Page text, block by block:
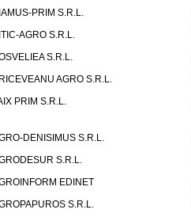
PRIM S.R.L.
AGRO S.R.L.
S.R.L.
AGRO S.R.L.
PRIM S.R.L.
DENISIMUS S.R.L.
S.R.L.
EDINET
S.R.L.